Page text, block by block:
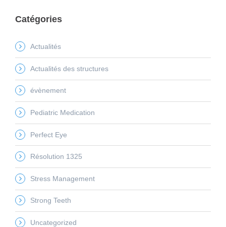
Catégories
Actualités
Actualités des structures
évènement
Pediatric Medication
Perfect Eye
Résolution 1325
Stress Management
Strong Teeth
Uncategorized